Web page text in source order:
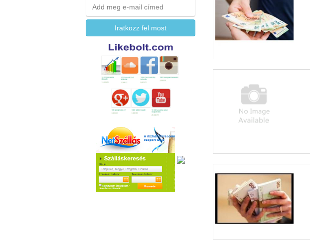
Iratkozz fel most